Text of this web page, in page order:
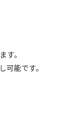
す。
可能です。